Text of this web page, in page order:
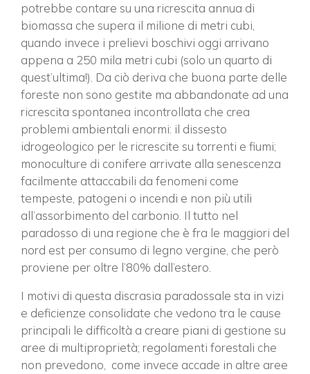
potrebbe contare su una ricrescita annua di
biomassa che supera il milione di metri cubi,
quando invece i prelievi boschivi oggi arrivano
appena a 250 mila metri cubi (solo un quarto di
quest’ultima!). Da ciò deriva che buona parte delle
foreste non sono gestite ma abbandonate ad una
ricrescita spontanea incontrollata che crea
problemi ambientali enormi: il dissesto
idrogeologico per le ricrescite su torrenti e fiumi;
monoculture di conifere arrivate alla senescenza
facilmente attaccabili da fenomeni come
tempeste, patogeni o incendi e non più utili
all’assorbimento del carbonio. Il tutto nel
paradosso di una regione che è fra le maggiori del
nord est per consumo di legno vergine, che però
proviene per oltre l’80% dall’estero.
I motivi di questa discrasia paradossale sta in vizi
e deficienze consolidate che vedono tra le cause
principali le difficoltà a creare piani di gestione su
aree di multiproprietà; regolamenti forestali che
non prevedono, come invece accade in altre aree